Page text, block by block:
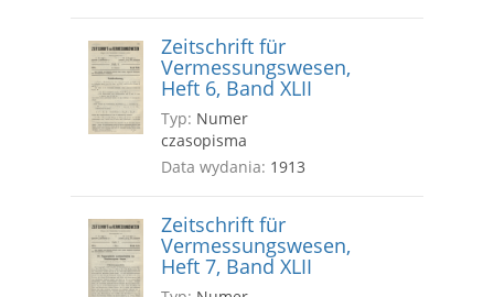
Zeitschrift für
Vermessungswesen,
Heft 6, Band XLII
Typ: Numer
czasopisma
Data wydania: 1913
Zeitschrift für
Vermessungswesen,
Heft 7, Band XLII